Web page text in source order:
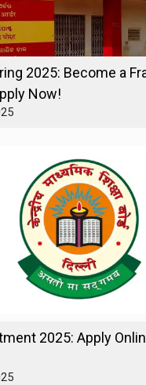
2025: Become a
Now!
2025: Apply